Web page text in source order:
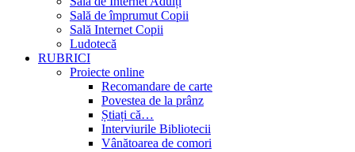
Sală de împrumut Copii
Sală Internet Copii
Ludotecă
RUBRICI
Proiecte online
Recomandare de carte
Povestea de la prânz
Știați că…
Interviurile Bibliotecii
Vânătoarea de comori